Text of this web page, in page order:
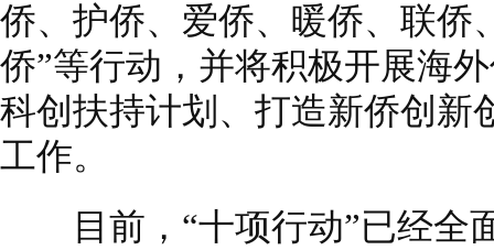
侨、护侨、爱侨、暖侨、联侨
侨”等行动，并将积极开展海
科创扶持计划、打造新侨创新
工作。
目前，“十项行动”已经全